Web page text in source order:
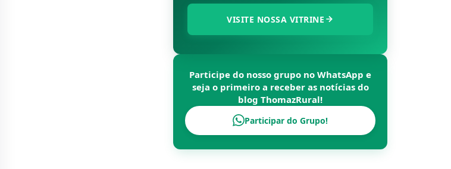
VISITE NOSSA VITRINE
Participe do nosso grupo no WhatsApp e
seja o primeiro a receber as notícias do
blogThomazRural!
Participar do Grupo!